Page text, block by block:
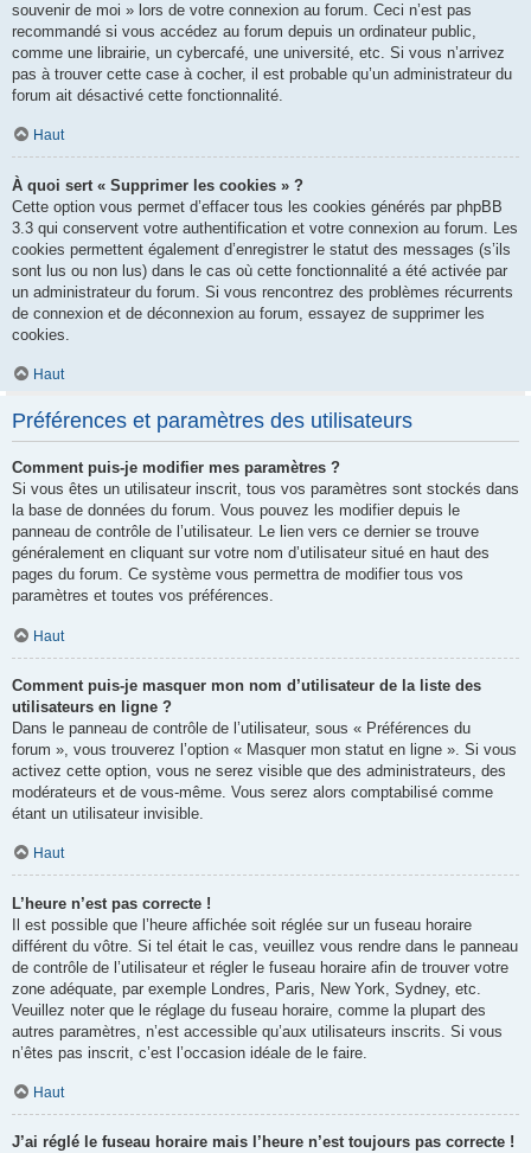
souvenir de moi » lors de votre connexion au forum. Ceci n’est pas
recommandé si vous accédez au forum depuis un ordinateur public,
comme une librairie, un cybercafé, une université, etc. Si vous n’arrivez
pas à trouver cette case à cocher, il est probable qu’un administrateur du
forum ait désactivé cette fonctionnalité.
Haut
À quoi sert « Supprimer les cookies » ?
Cette option vous permet d’effacer tous les cookies générés par phpBB
3.3 qui conservent votre authentification et votre connexion au forum. Les
cookies permettent également d’enregistrer le statut des messages (s’ils
sont lus ou non lus) dans le cas où cette fonctionnalité a été activée par
un administrateur du forum. Si vous rencontrez des problèmes récurrents
de connexion et de déconnexion au forum, essayez de supprimer les
cookies.
Haut
Préférences et paramètres des utilisateurs
Comment puis-je modifier mes paramètres ?
Si vous êtes un utilisateur inscrit, tous vos paramètres sont stockés dans
la base de données du forum. Vous pouvez les modifier depuis le
panneau de contrôle de l’utilisateur. Le lien vers ce dernier se trouve
généralement en cliquant sur votre nom d’utilisateur situé en haut des
pages du forum. Ce système vous permettra de modifier tous vos
paramètres et toutes vos préférences.
Haut
Comment puis-je masquer mon nom d’utilisateur de la liste des
utilisateurs en ligne ?
Dans le panneau de contrôle de l’utilisateur, sous « Préférences du
forum », vous trouverez l’option « Masquer mon statut en ligne ». Si vous
activez cette option, vous ne serez visible que des administrateurs, des
modérateurs et de vous-même. Vous serez alors comptabilisé comme
étant un utilisateur invisible.
Haut
L’heure n’est pas correcte !
Il est possible que l’heure affichée soit réglée sur un fuseau horaire
différent du vôtre. Si tel était le cas, veuillez vous rendre dans le panneau
de contrôle de l’utilisateur et régler le fuseau horaire afin de trouver votre
zone adéquate, par exemple Londres, Paris, New York, Sydney, etc.
Veuillez noter que le réglage du fuseau horaire, comme la plupart des
autres paramètres, n’est accessible qu’aux utilisateurs inscrits. Si vous
n’êtes pas inscrit, c’est l’occasion idéale de le faire.
Haut
J’ai réglé le fuseau horaire mais l’heure n’est toujours pas correcte !